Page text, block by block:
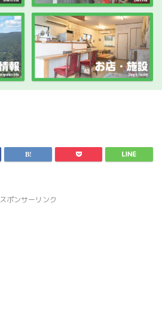
スポンサーリンク